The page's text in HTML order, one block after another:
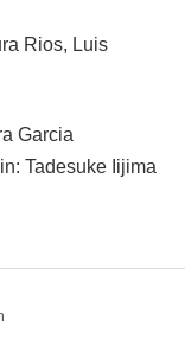
Rios, Luis
Garcia
Tadesuke Iijima